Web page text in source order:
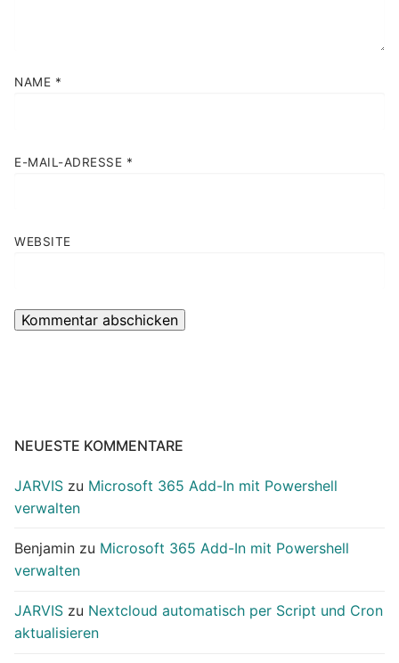
NAME *
E-MAIL-ADRESSE *
WEBSITE
NEUESTE KOMMENTARE
JARVIS zu Microsoft 365 Add-In mit Powershell
verwalten
Benjamin zu Microsoft 365 Add-In mit Powershell
verwalten
JARVIS zu Nextcloud automatisch per Script und Cron
aktualisieren